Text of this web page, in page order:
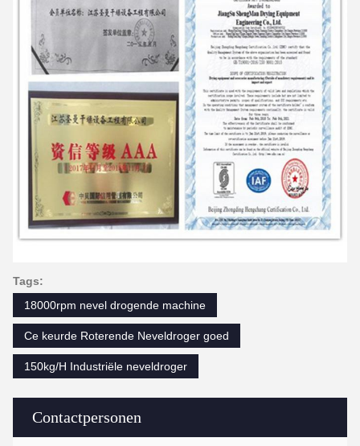
Contactpersonen
Tags:
18000rpm nevel drogende machine
Ce keurde Roterende Neveldroger goed
150kg/H Industriële neveldroger